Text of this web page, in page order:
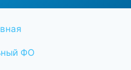
ФО